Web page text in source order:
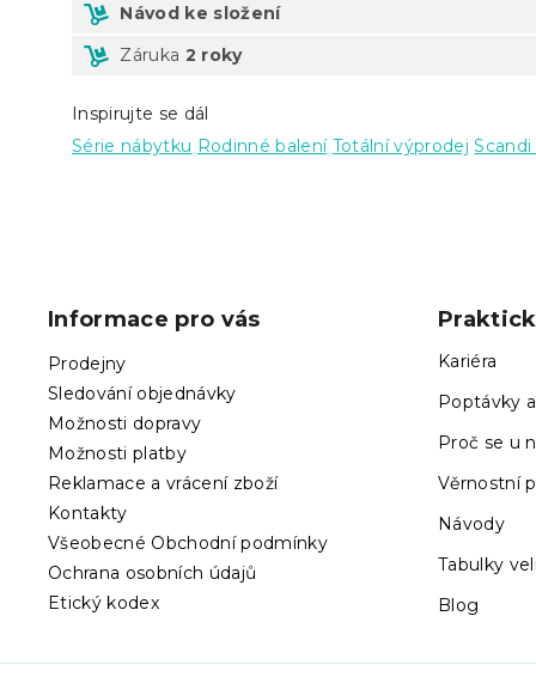
Návod ke složení
Záruka 2 roky
Inspirujte se dál
Série nábytku Rodinné balení Totální výprodej Scandi
Informace pro vás
Prodejny
Sledování objednávky
Možnosti dopravy
Možnosti platby
Reklamace a vrácení zboží
Kontakty
Všeobecné Obchodní podmínky
Ochrana osobních údajů
Etický kodex
Kariéra
Poptávky
Proč se u
Věrnostní
Návody
Tabulky
Blog